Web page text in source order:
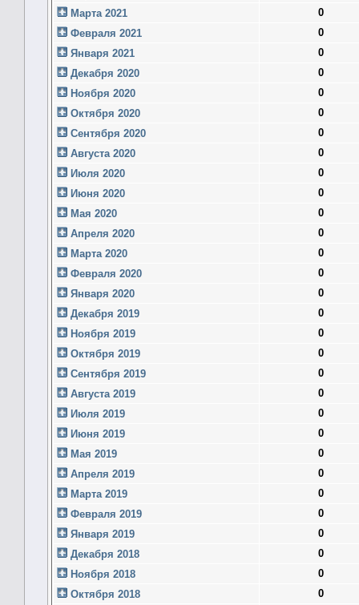
Марта 2021
0
Февраля 2021
0
Января 2021
0
Декабря 2020
0
Ноября 2020
0
Октября 2020
0
Сентября 2020
0
Августа 2020
0
Июля 2020
0
Июня 2020
0
Мая 2020
0
Апреля 2020
0
Марта 2020
0
Февраля 2020
0
Января 2020
0
Декабря 2019
0
Ноября 2019
0
Октября 2019
0
Сентября 2019
0
Августа 2019
0
Июля 2019
0
Июня 2019
0
Мая 2019
0
Апреля 2019
0
Марта 2019
0
Февраля 2019
0
Января 2019
0
Декабря 2018
0
Ноября 2018
0
Октября 2018
0